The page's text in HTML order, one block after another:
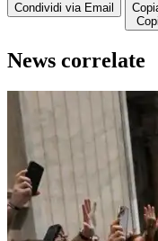
Condividi via Email
News correlate